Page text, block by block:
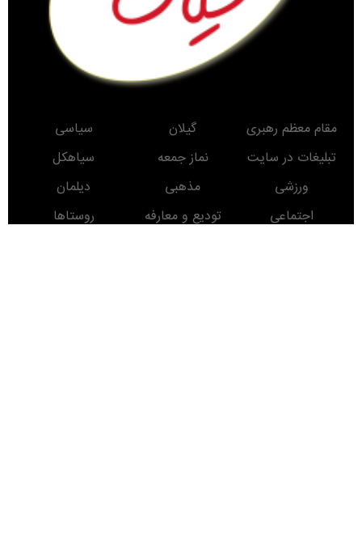
مقام معظم رهبری گیلان
سیاسی
تبلیغات در سایت
نماز جمعه
سیاهکل
ورزشی
مذهبی
دیلمان
اجتماعی
تودیع و معارفه
روستاها